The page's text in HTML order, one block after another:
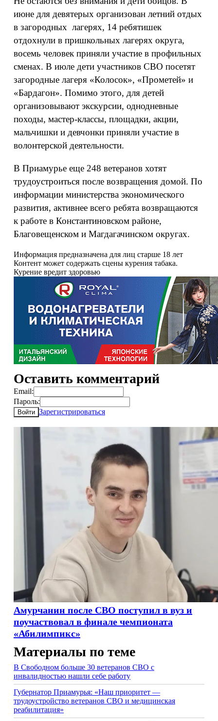
июне для девятерых организован летний отдых
в загородных лагерях, 14 ребятишек
отдохнули в пришкольных лагерях округа,
восемь человек приняли участие в профильных
сменах. В июле дети участников СВО посетят
загородные лагеря «Колосок», «Прометей» и
«Бардагон». Помимо этого, для детей
организовывают экскурсии, однодневные
походы, мастер-классы, площадки, акции,
мальчишки и девчонки приняли участие в
волонтерской деятельности.
В Приамурье еще 248 ветеранов хотят
трудоустроиться после возвращения домой. По
информации министерства экономического
развития, активнее всего ребята возвращаются
к работе в Константиновском районе,
Благовещенском и Магдагачинском округах.
Информация предназначена для лиц старше 18 лет
Контент может содержать сцены курения табака.
Курение вредит здоровью
Оставить комментарий
Email:
Пароль:
Войти Зарегистрироваться
Амурчанин после СВО поступил в вуз и
поучаствовал в финале чемпионата
«Абилимпикс»
Материалы по теме
В Свободном больше 30 ветеранов СВО с
инвалидностью нашли себе работу
Губернатор Приамурья: «Наш приоритет —
трудоустройство ветеранов СВО и медицинская
реабилитация»